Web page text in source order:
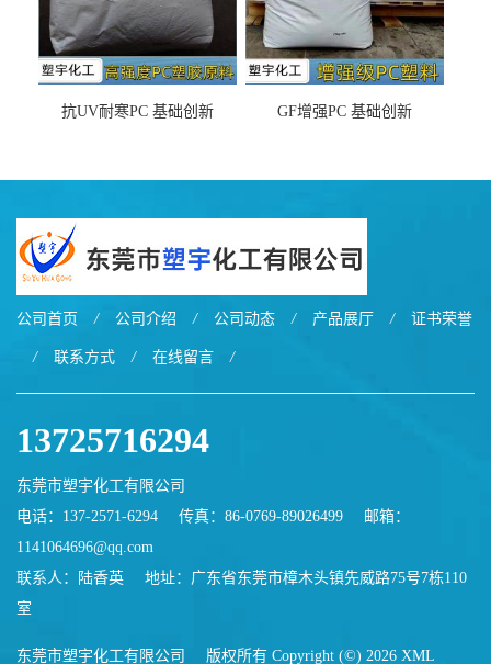
抗UV耐寒PC 基础创新
GF增强PC 基础创新
公司首页 / 公司介绍 / 公司动态 / 产品展厅 / 证书荣誉
/ 联系方式 / 在线留言 /
13725716294
东莞市塑宇化工有限公司
电话：137-2571-6294
传真：86-0769-89026499
邮箱：
1141064696@qq.com
联系人：陆香英
地址：广东省东莞市樟木头镇先威路75号7栋110
室
东莞市塑宇化工有限公司 版权所有 Copyright (©) 2026 XML